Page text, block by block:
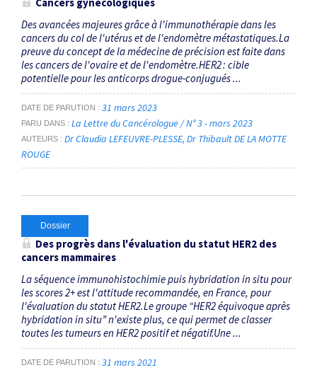
Cancers gynécologiques
Des avancées majeures grâce à l'immunothérapie dans les
cancers du col de l'utérus et de l'endomètre métastatiques.La
preuve du concept de la médecine de précision est faite dans
les cancers de l'ovaire et de l'endomètre.HER2 : cible
potentielle pour les anticorps drogue-conjugués ...
DATE DE PARUTION 31 mars 2023
PARU DANS La Lettre du Cancérologue / N° 3 - mars 2023
AUTEURS Dr Claudia LEFEUVRE-PLESSE Dr Thibault DE LA MOTTE
ROUGE
Dossier
Des progrès dans l'évaluation du statut HER2 des
cancers mammaires
La séquence immunohistochimie puis hybridation in situ pour
les scores 2+ est l'attitude recommandée, en France, pour
l'évaluation du statut HER2.Le groupe “HER2 équivoque après
hybridation in situ” n'existe plus, ce qui permet de classer
toutes les tumeurs en HER2 positif et négatif.Une ...
DATE DE PARUTION 31 mars 2021